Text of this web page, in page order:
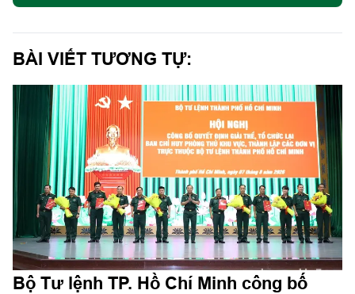
BÀI VIẾT TƯƠNG TỰ:
Bộ Tư lệnh TP. Hồ Chí Minh công bố